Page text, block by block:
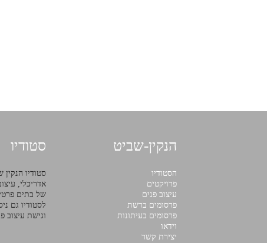
הנקין-שביט
הסטודיו
פרויקטים
עיצוב פנים
פרסומים ברשת
פרסומים בעיתונות
וידאו
יצירת קשר
סטודיו
סטודיו
אדריכלי,
של בתים
לסטודיו גם
וגישת עיצוב